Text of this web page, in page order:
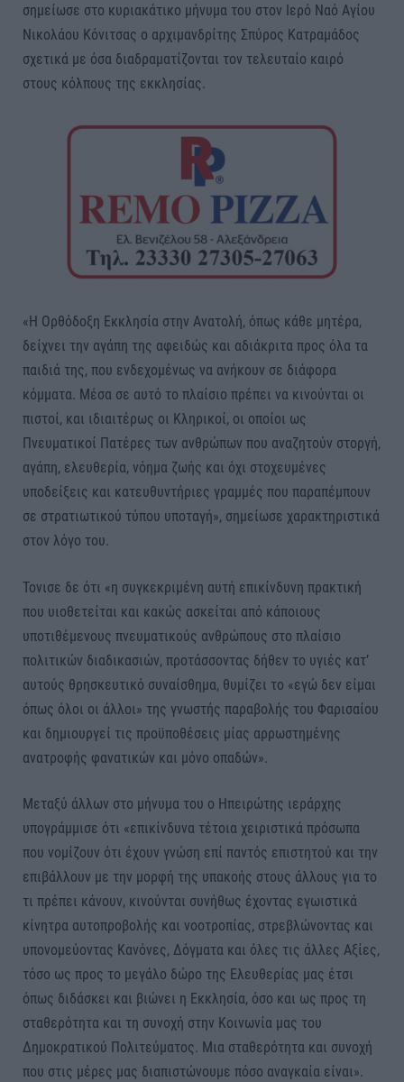
σημείωσε στο κυριακάτικο μήνυμα του στον Ιερό Ναό Αγίου
Νικολάου Κόνιτσας ο αρχιμανδρίτης Σπύρος Κατραμάδος
σχετικά με όσα διαδραματίζονται τον τελευταίο καιρό
στους κόλπους της εκκλησίας.
«​Η Ορθόδοξη Εκκλησία στην Ανατολή, όπως κάθε μητέρα,
δείχνει την αγάπη της αφειδώς και αδιάκριτα προς όλα τα
παιδιά της, που ενδεχομένως να ανήκουν σε διάφορα
κόμματα. Μέσα σε αυτό το πλαίσιο πρέπει να κινούνται οι
πιστοί, και ιδιαιτέρως οι Κληρικοί, οι οποίοι ως
Πνευματικοί Πατέρες των ανθρώπων που αναζητούν στοργή,
αγάπη, ελευθερία, νόημα ζωής και όχι στοχευμένες
υποδείξεις και κατευθυντήριες γραμμές που παραπέμπουν
σε στρατιωτικού τύπου υποταγή», σημείωσε χαρακτηριστικά
στον λόγο του.
Τονισε δε ότι «η συγκεκριμένη αυτή επικίνδυνη πρακτική
που υιοθετείται και κακώς ασκείται από κάποιους
υποτιθέμενους πνευματικούς ανθρώπους στο πλαίσιο
πολιτικών διαδικασιών, προτάσσοντας δήθεν το υγιές κατ’
αυτούς θρησκευτικό συναίσθημα, θυμίζει το «εγώ δεν είμαι
όπως όλοι οι άλλοι» της γνωστής παραβολής του Φαρισαίου
και δημιουργεί τις προϋποθέσεις μίας αρρωστημένης
ανατροφής φανατικών και μόνο οπαδών».
Μεταξύ άλλων στο μήνυμα του ο Ηπειρώτης ιεράρχης
υπογράμμισε ότι «​επικίνδυνα τέτοια χειριστικά πρόσωπα
που νομίζουν ότι έχουν γνώση επί παντός επιστητού και την
επιβάλλουν με την μορφή της υπακοής στους άλλους για το
τι πρέπει κάνουν, κινούνται συνήθως έχοντας εγωιστικά
κίνητρα αυτοπροβολής και νοοτροπίας, στρεβλώνοντας και
υπονομεύοντας Κανόνες, Δόγματα και όλες τις άλλες Αξίες,
τόσο ως προς το μεγάλο δώρο της Ελευθερίας μας έτσι
όπως διδάσκει και βιώνει η Εκκλησία, όσο και ως προς τη
σταθερότητα και τη συνοχή στην Κοινωνία μας του
Δημοκρατικού Πολιτεύματος. Μια σταθερότητα και συνοχή
που στις μέρες μας διαπιστώνουμε πόσο αναγκαία είναι».